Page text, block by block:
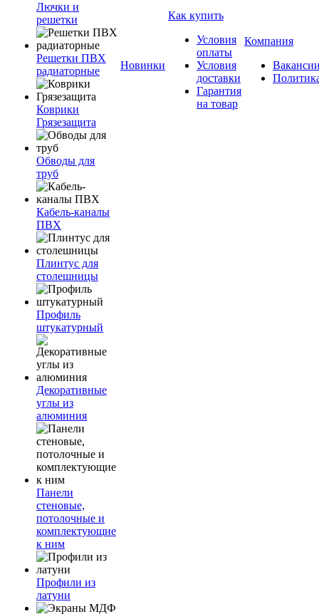
Лючки и
решетки
Решетки ПВХ
радиаторные
Коврики
Грязезащита
Обводы для
труб
Кабель-каналы
ПВХ
Плинтус для
столешницы
Профиль
штукатурный
Декоративные
углы из
алюминия
Панели
стеновые,
потолочные и
комплектующие
к ним
Профили из
латуни
Новинки
Как купить
Условия
оплаты
Условия
доставки
Гарантия
на товар
Компания